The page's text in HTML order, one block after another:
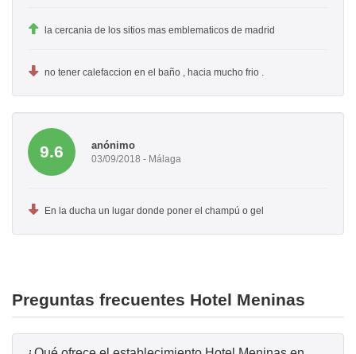
la cercania de los sitios mas emblematicos de madrid
no tener calefaccion en el baño , hacia mucho frio .
9.6 anónimo
03/09/2018 - Málaga
En la ducha un lugar donde poner el champú o gel
Preguntas frecuentes Hotel Meninas